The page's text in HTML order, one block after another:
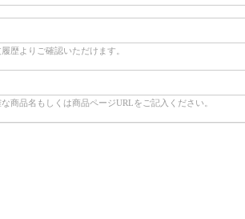
歴よりご確認いただけます。
商品名もしくは商品ページURLをご記入ください。